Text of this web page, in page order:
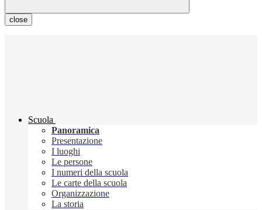
close
Scuola
Panoramica
Presentazione
I luoghi
Le persone
I numeri della scuola
Le carte della scuola
Organizzazione
La storia